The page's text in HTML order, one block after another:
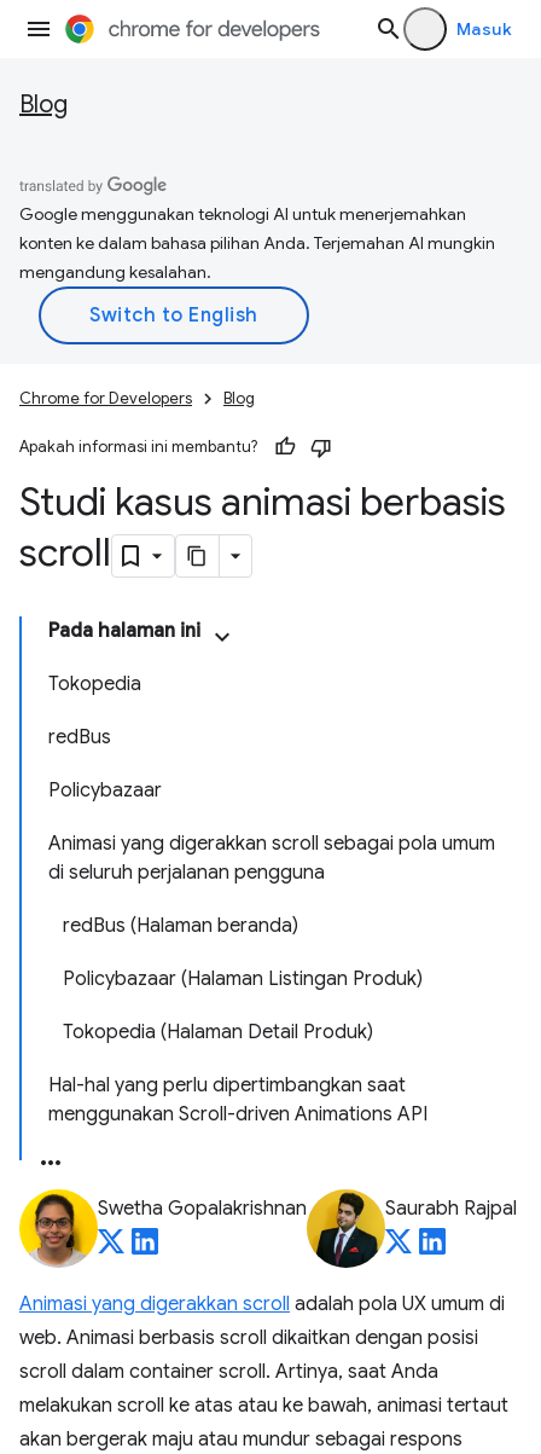
Masuk
Blog
Google menggunakan teknologi AI untuk menerjemahkan
konten ke dalam bahasa pilihan Anda. Terjemahan AI mungkin
mengandung kesalahan.
Chrome for Developers Blog
Apakah informasi ini membantu?
Studi kasus animasi berbasis
scroll
Pada halaman ini
Tokopedia
redBus
Policybazaar
Animasi yang digerakkan scroll sebagai pola umum
di seluruh perjalanan pengguna
redBus (Halaman beranda)
Policybazaar (Halaman Listingan Produk)
Tokopedia (Halaman Detail Produk)
Hal-hal yang perlu dipertimbangkan saat
menggunakan Scroll-driven Animations API
Swetha Gopalakrishnan Saurabh Rajpal
Animasi yang digerakkan scroll adalah pola UX umum di
web. Animasi berbasis scroll dikaitkan dengan posisi
scroll dalam container scroll. Artinya, saat Anda
melakukan scroll ke atas atau ke bawah, animasi tertaut
akan bergerak maju atau mundur sebagai respons